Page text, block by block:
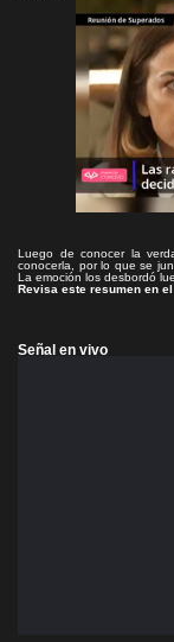
Luego de conocer la
conocerla, por lo que se
La emoción los desbordó
Revisa este resumen en
Señal en vivo